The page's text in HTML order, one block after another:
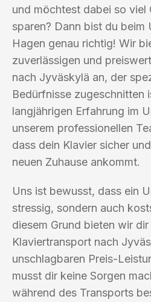
und möchtest dabei so viel
sparen? Dann bist du beim
Hagen genau richtig! Wir
zuverlässigen und
nach Jyväskylä an, der
Bedürfnisse zugeschnitten
langjährigen Erfahrung im
unserem professionellen
dass dein Klavier sicher
neuen Zuhause ankommt.
Uns ist bewusst, dass ein
stressig, sondern auch
diesem Grund bieten wir dir
Klaviertransport nach
unschlagbaren Preis-
musst dir keine Sorgen
während des Transports